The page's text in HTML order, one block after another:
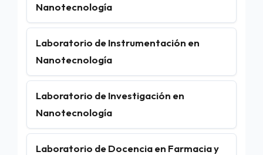
Nanotecnología
Laboratorio de Instrumentación en
Nanotecnología
Laboratorio de Investigación en
Nanotecnología
Laboratorio de Docencia en Farmacia y